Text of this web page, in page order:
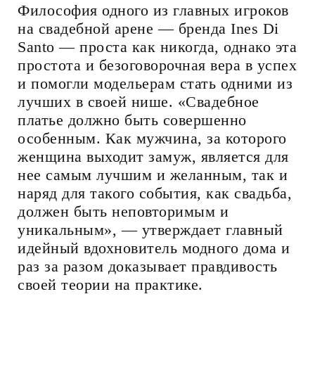
Философия одного из главных игроков
на свадебной арене — бренда Ines Di
Santo — проста как никогда, однако эта
простота и безоговорочная вера в успех
и помогли модельерам стать одними из
лучших в своей нише. «Свадебное
платье должно быть совершенно
особенным. Как мужчина, за которого
женщина выходит замуж, является для
нее самым лучшим и желанным, так и
наряд для такого события, как свадьба,
должен быть неповторимым и
уникальным», — утверждает главный
идейный вдохновитель модного дома и
раз за разом доказывает правдивость
своей теории на практике.